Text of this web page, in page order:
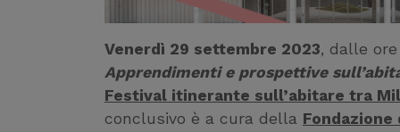
Venerdì 29 settembre 2023, dalle ore
Apprendimenti e prospettive
Festival itinerante sull’abitare tra
conclusivo è a cura della